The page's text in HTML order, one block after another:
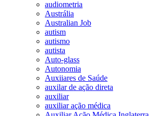
audiometria
Austrália
Australian Job
autism
autismo
autista
Auto-glass
Autonomia
Auxiiares de Saúde
auxilar de ação direta
auxiliar
auxiliar ação médica